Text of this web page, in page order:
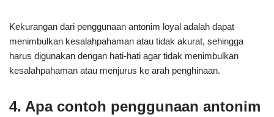
Kekurangan dari penggunaan antonim loyal adalah dapat
menimbulkan kesalahpahaman atau tidak akurat, sehingga
harus digunakan dengan hati-hati agar tidak menimbulkan
kesalahpahaman atau menjurus ke arah penghinaan.
4. Apa contoh penggunaan antonim